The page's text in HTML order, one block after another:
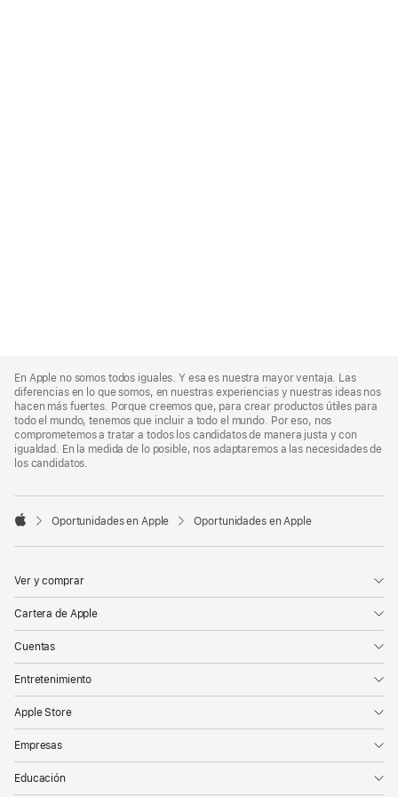
Footer
En Apple no somos todos iguales. Y esa es nuestra mayor ventaja. Las
diferencias en lo que somos, en nuestras experiencias y nuestras ideas nos
hacen más fuertes. Porque creemos que, para crear productos útiles para
todo el mundo, tenemos que incluir a todo el mundo. Por eso, nos
comprometemos a tratar a todos los candidatos de manera justa y con
igualdad. En la medida de lo posible, nos adaptaremos a las necesidades de
los candidatos.

Oportunidades en Apple Oportunidades en Apple
Ver y comprar
Cartera de Apple
Cuentas
Entretenimiento
Apple Store
Empresas
Educación